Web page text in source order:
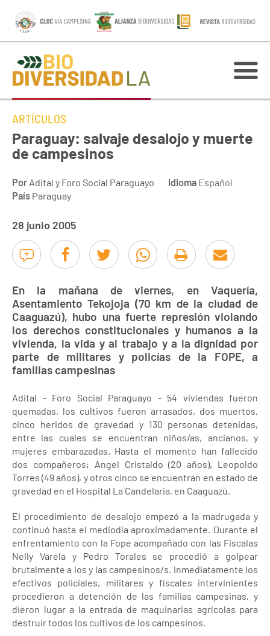
ARTÍCULOS
Paraguay: salvaje desalojo y muerte
de campesinos
Por Adital y Foro Social Paraguayo Idioma Español
País Paraguay
28 junio 2005
En la mañana de viernes, en Vaquería,
Asentamiento Tekojoja (70 km de la ciudad de
Caaguazú), hubo una fuerte represión violando
los derechos constitucionales y humanos a la
vivienda, la vida y al trabajo y a la dignidad por
parte de militares y policías de la FOPE, a
familias campesinas
Adital - Foro Social Paraguayo - 54 viviendas fueron
quemadas, los cultivos fueron arrasados, dos muertos,
cinco heridos de gravedad y 130 personas detenidas,
entre las cuales se encuentran niños/as, ancianos, y
mujeres embarazadas. Hasta el momento han fallecido
dos compañeros; Angel Cristaldo (20 años), Leopoldo
Torres (49 años), y otros cinco se encuentran en estado de
gravedad en el Hospital La Candelaria, en Caaguazú.
El procedimiento de desalojo empezó a la madrugada y
continuó hasta el mediodía aproximadamente. Durante el
enfrentamiento con la Fope acompañado con las Fiscalas
Nelly Varela y Pedro Torales se procedió a golpear
brutalmente a los y las campesinos/s. Inmediatamente los
efectivos policiales, militares y fiscales intervinientes
procedieron a detención de las familias campesinas, y
dieron lugar a la entrada de maquinarias agrícolas para
destruir todos los cultivos de los campesinos.